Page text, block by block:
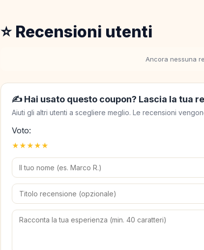
⭐ Recensioni utenti
Ancora nessuna
✍️ Hai usato questo coupon? Lascia la tua
Aiuti gli altri utenti a scegliere meglio. Le recensioni
Voto:
★
★
★
★
★